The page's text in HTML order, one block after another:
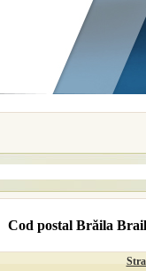
Cod postal Brăila